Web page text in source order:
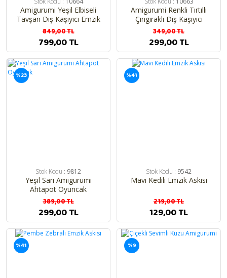
Amigurumi Yeşil Elbiseli
Tavşan Diş Kaşıyıcı Emzik
Askısı 3'lü Set
849,00 TL
799,00 TL
Amigurumi Renkli Tırtıllı
Çıngıraklı Diş Kaşıyıcı
349,00 TL
299,00 TL
%23
Stok Kodu : 9812
Yeşil Sarı Amigurumi
Ahtapot Oyuncak
389,00 TL
299,00 TL
%41
Stok Kodu : 9542
Mavi Kedili Emzik Askısı
219,00 TL
129,00 TL
%41 %9